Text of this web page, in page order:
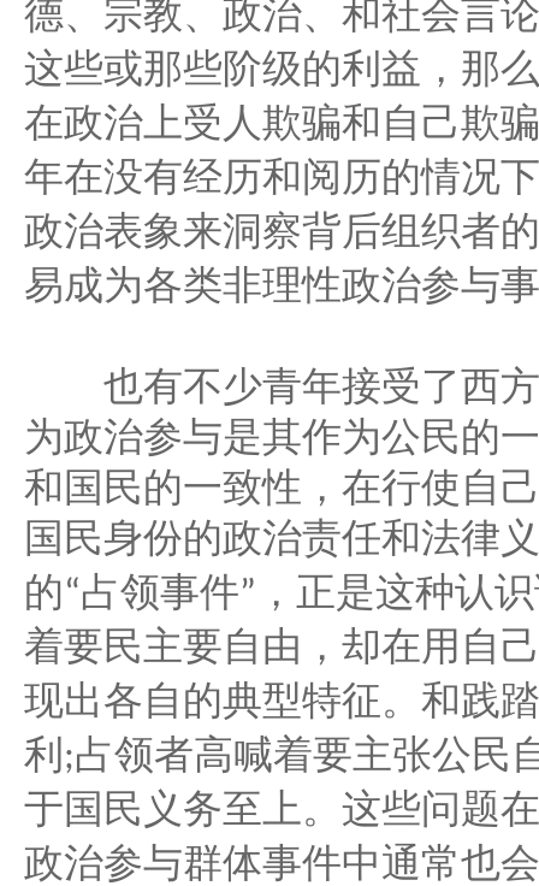
德、宗教、政治、和社会言
这些或那些阶级的利益，那
在政治上受人欺骗和自己欺
年在没有经历和阅历的情况
政治表象来洞察背后组织者
易成为各类非理性政治参与
也有不少青年接受了西方
为政治参与是其作为公民的
和国民的一致性，在行使自
国民身份的政治责任和法律
的“占领事件” ，正是这种认
着要民主要自由，却在用自
现出各自的典型特征。和践
利 ;占领者高喊着要主张公民
于国民义务至上。这些问题
政治参与群体事件中通常也